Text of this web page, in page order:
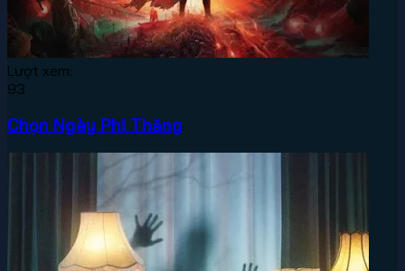
Lượt xem:
93
Chọn Ngày Phi Thăng